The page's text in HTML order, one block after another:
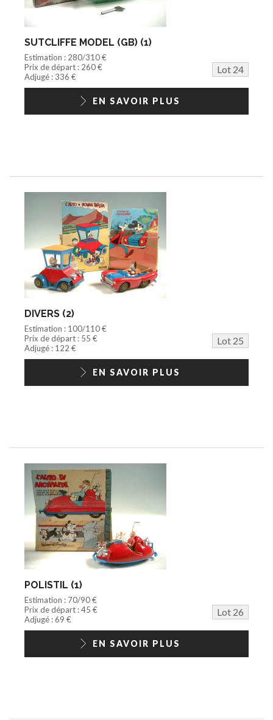
SUTCLIFFE MODEL (GB) (1)
Estimation : 280/310 €
Prix de départ : 260 €
Lot 24
Adjugé : 336 €
EN SAVOIR PLUS
DIVERS (2)
Estimation : 100/110 €
Prix de départ : 55 €
Lot 25
Adjugé : 122 €
EN SAVOIR PLUS
POLISTIL (1)
Estimation : 70/90 €
Prix de départ : 45 €
Lot 26
Adjugé : 69 €
EN SAVOIR PLUS